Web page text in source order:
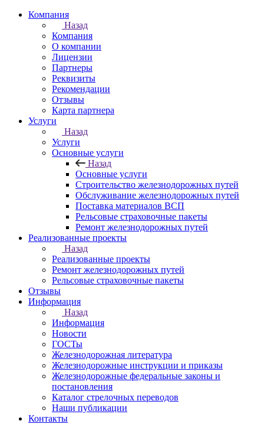
Компания
Назад
Компания
О компании
Лицензии
Партнеры
Реквизиты
Рекомендации
Отзывы
Карта партнера
Услуги
Назад
Услуги
Основные услуги
Назад
Основные услуги
Строительство железнодорожных путей
Обслуживание железнодорожных путей
Поставка материалов ВСП
Рельсовые страховочные пакеты
Ремонт железнодорожных путей
Реализованные проекты
Назад
Реализованные проекты
Ремонт железнодорожных путей
Рельсовые страховочные пакеты
Отзывы
Информация
Назад
Информация
Новости
ГОСТы
Железнодорожная литература
Железнодорожные инструкции и приказы
Железнодорожные федеральные законы и
постановления
Каталог стрелочных переводов
Наши публикации
Контакты